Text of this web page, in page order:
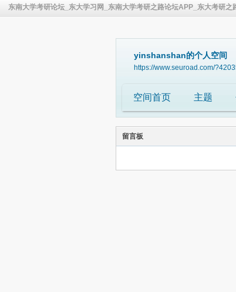
东南大学考研论坛_东大学习网_东南大学考研之路论坛APP_东大考研
yinshanshan的个人空间
https://www.seuroad.com/
空间首页 主题
留言板